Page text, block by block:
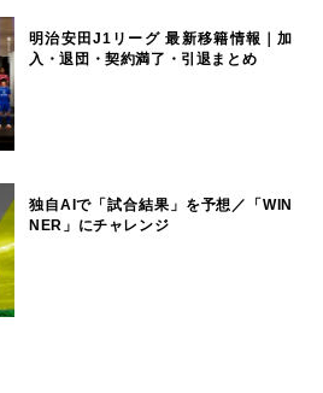
明治安田J1リーグ 最新移籍情報｜加
入・退団・契約満了・引退まとめ
独自AIで「試合結果」を予想／「WIN
NER」にチャレンジ